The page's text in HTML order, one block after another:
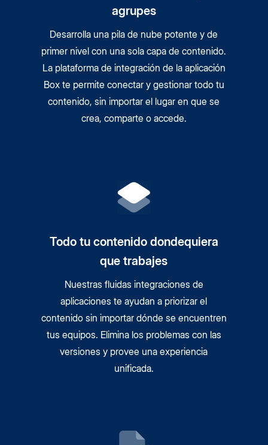
agrupes
Desarrolla una pila de nube potente y de
primer nivel con una sola capa de contenido.
La plataforma de integración de la aplicación
Box te permite conectar y gestionar todo tu
contenido, sin importar el lugar en que se
crea, comparte o accede.
Todo tu contenido dondequiera
que trabajes
Nuestras fluidas integraciones de
aplicaciones te ayudan a priorizar el
contenido sin importar dónde se encuentren
tus equipos. Elimina los problemas con las
versiones y provee una experiencia
unificada.